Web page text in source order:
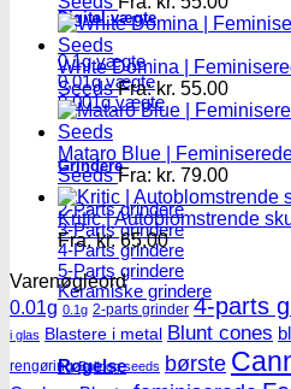
Digital vægte
0,1g vægte
0,01g vægte
0,001g vægte
Grindere
2-Parts grindere
3-Parts grindere
4-Parts grindere
5-Parts grindere
Keramiske grindere
Røgelse
White Domina |
Seeds Fra:kr. 55.00
Mataro Blue |
Seeds Fra: kr. 79.00
Kritic | Autoblomstrende
Fra:kr.65.00
Varenøgleord
0.01g 0.1g 2-parts grinder 4-parts
i glas Blastere i metal Blunt cones
rengøring Bulldog seeds børste